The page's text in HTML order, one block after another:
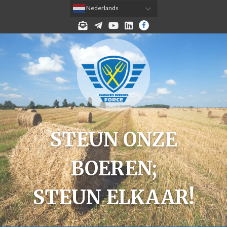
MELD JE AAN VOOR DE NIEUWSBRIEF!
TELEGRAMYOUTUBELINKEDINFACEBOOK
Nederlands
STEUN ONZE
BOEREN;
STEUN ELKAAR!